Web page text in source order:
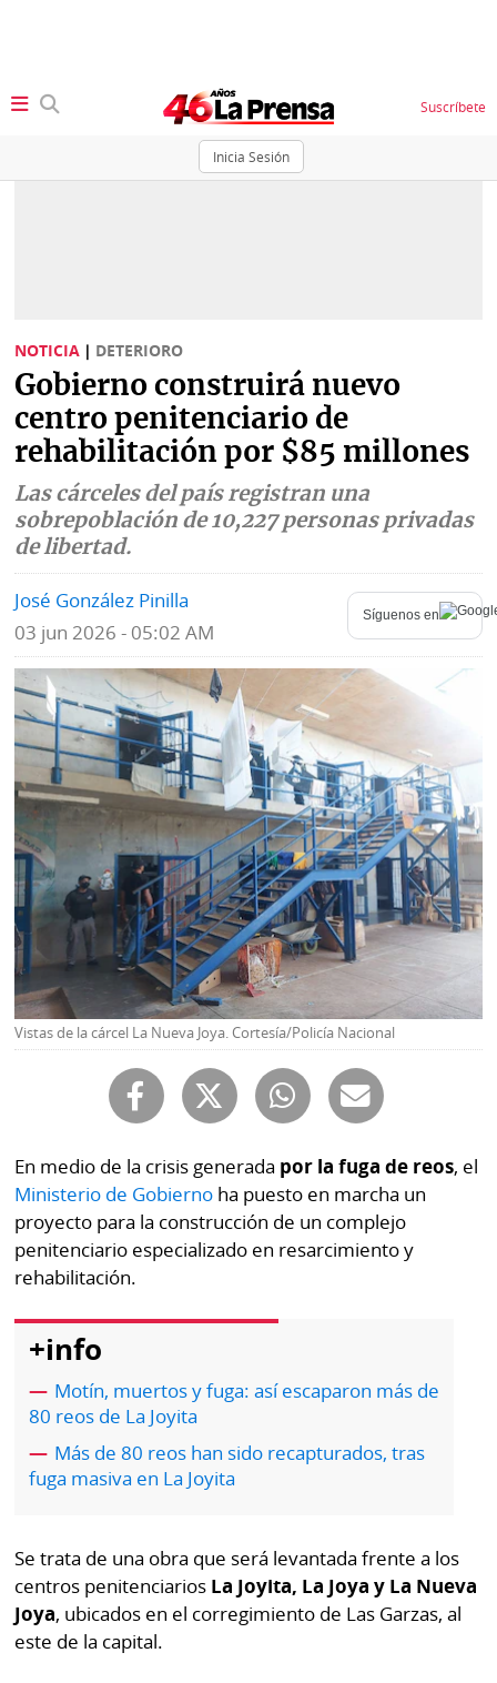
Inicia Sesión
Suscríbete
Sociedad
Judiciales
Política
Economía
Mundo
Deportes
Tecnología
Ponle
la
Firma
Status
K
Vivir+
Opinión
Fotografías
Videos
Fe
de
erratas
Historias
SERVICIOS
Paper
Buscador
Comunicados
Catálogos
Lotería
Kiosko
digital
Luctuosas
Contenido
de
marcas
RSS
Temas
Autores
Notas
al
lector
Buenas
OTROS
SITIOS
Metro
Tienda
Panamá
Tus
Mi
Ellas
Club
La
Prensa
NOTICIA | DETERIORO
Gobierno construirá nuevo
centro penitenciario de
rehabilitación por $85 millones
Las cárceles del país registran una
sobrepoblación de 10,227 personas privadas
de libertad.
José González Pinilla
03 jun 2026 - 05:02 AM
Síguenos en
Vistas de la cárcel La Nueva Joya. Cortesía/Policía Nacional
En medio de la crisis generada por la fuga de reos, el
Ministerio de Gobierno ha puesto en marcha un
proyecto para la construcción de un complejo
penitenciario especializado en resarcimiento y
rehabilitación.
+info
Motín, muertos y fuga: así escaparon más de
80 reos de La Joyita
Más de 80 reos han sido recapturados, tras
fuga masiva en La Joyita
Se trata de una obra que será levantada frente a los
centros penitenciarios La Joyita, La Joya y La Nueva
Joya, ubicados en el corregimiento de Las Garzas, al
este de la capital.